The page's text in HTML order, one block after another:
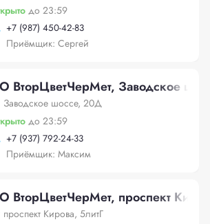
до 23:59
+7 (987) 450-42-83
Приёмщик: Сергей
ВторЦветЧерМет, Заводское
Заводское шоссе, 20Д
до 23:59
+7 (937) 792-24-33
Приёмщик: Максим
ВторЦветЧерМет, проспект
проспект Кирова, 5литГ